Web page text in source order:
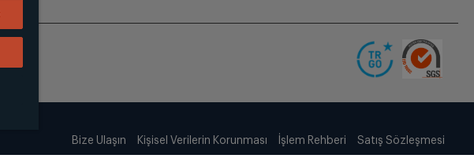
Bize Ulaşın Kişisel Verilerin Korunması İşlem Rehberi Satış Sözleşmesi